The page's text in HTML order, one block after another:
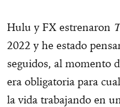
Hulu y FX estrenaron
2022 y he estado
seguidos, al momento
era obligatoria para
la vida trabajando en